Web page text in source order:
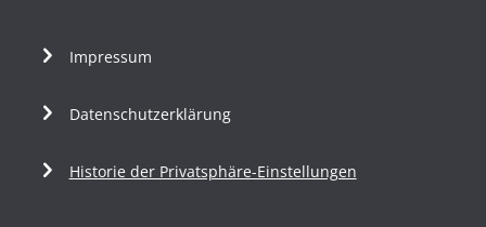
Impressum
Datenschutzerklärung
Historie der Privatsphäre-Einstellungen